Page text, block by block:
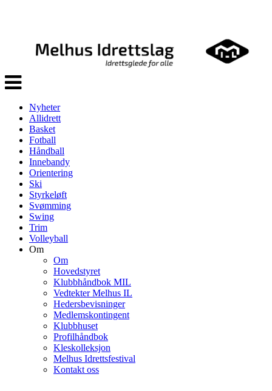
Veksle
navigasjon
Nyheter
Allidrett
Basket
Fotball
Håndball
Innebandy
Orientering
Ski
Styrkeløft
Svømming
Swing
Trim
Volleyball
Om
Om
Hovedstyret
Klubbhåndbok MIL
Vedtekter Melhus IL
Hedersbevisninger
Medlemskontingent
Klubbhuset
Profilhåndbok
Kleskolleksjon
Melhus Idrettsfestival
Kontakt oss